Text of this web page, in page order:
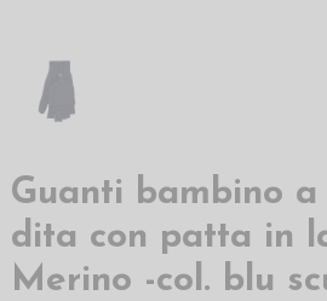
Guanti bambino a
dita con patta in
Merino -col. blu